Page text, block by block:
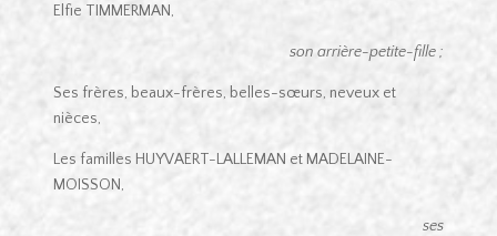
Elfie TIMMERMAN,
son arrière-petite-fille ;
Ses frères, beaux-frères, belles-sœurs, neveux et
nièces,
Les familles HUYVAERT-LALLEMAN et MADELAINE-
MOISSON,
ses